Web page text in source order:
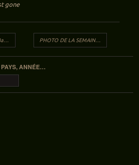
gone
PHOTO DE LA SEMAINE: Wolf Hoffmann (Accept)
ANNÉE…